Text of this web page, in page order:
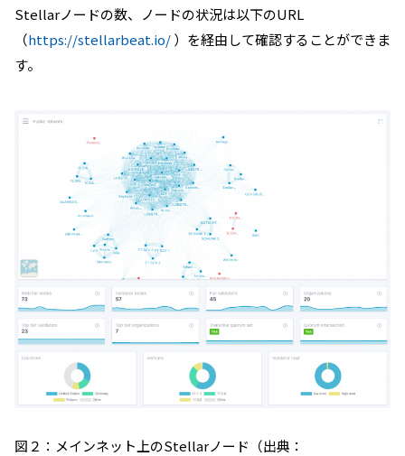
Stellarノードの数、ノードの状況は以下のURL
（https://stellarbeat.io/）を経由して確認することができま
す。
図２：メインネット上のStellarノード（出典：